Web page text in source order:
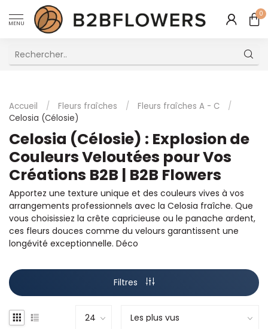
MENU
0
Accueil / Fleurs fraîches / Fleurs fraîches A - C
/
Celosia (Célosie)
Celosia (Célosie) : Explosion de
Couleurs Veloutées pour Vos
Créations B2B | B2B Flowers
Apportez une texture unique et des couleurs vives à vos
arrangements professionnels avec la Celosia fraîche. Que
vous choisissiez la crête capricieuse ou le panache ardent,
ces fleurs douces comme du velours garantissent une
longévité exceptionnelle. Déco
Filtres